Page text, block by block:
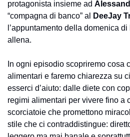
protagonista insieme ad
“compagna di banco” al
DeeJay
l’appuntamento della domenica di
allena.
In ogni episodio scopriremo cosa
alimentari e faremo chiarezza su
esserci d’aiuto: dalle diete con
regimi alimentari per vivere fino a
scorciatoie che promettono
stile che ci contraddistingue: